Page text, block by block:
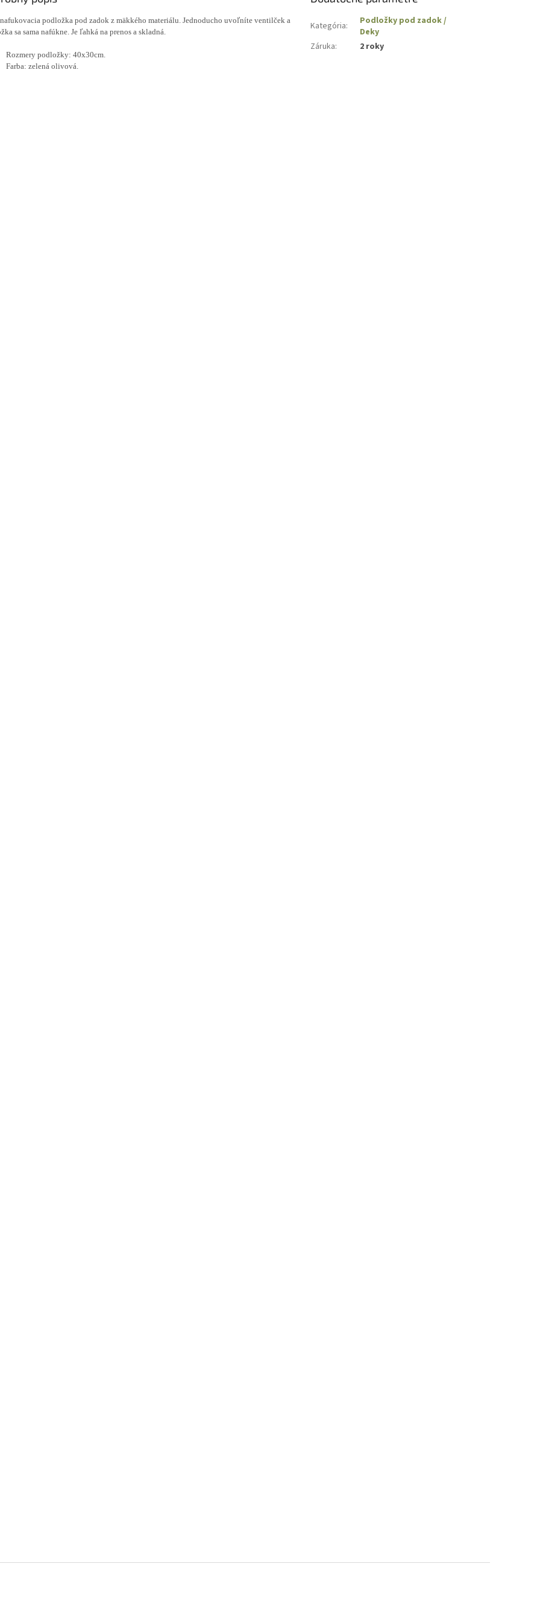
podložka pod zadok z mäkkého materiálu. Jednoducho uvoľníte ventilček a
sa sama nafúkne. Je ľahká na prenos a skladná.
Rozmery podložky: 40x30cm.
Farba: zelená olivová.
Kategória:
Podložky pod zadok /
Deky
Záruka: 2 roky